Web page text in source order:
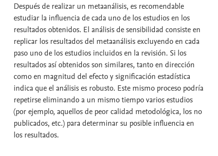
Después de realizar un metaanálisis, es recomendable
estudiar la influencia de cada uno de los estudios en los
resultados obtenidos. El análisis de sensibilidad consiste en
replicar los resultados del metaanálisis excluyendo en cada
paso uno de los estudios incluidos en la revisión. Si los
resultados así obtenidos son similares, tanto en dirección
como en magnitud del efecto y significación estadística
indica que el análisis es robusto. Este mismo proceso podría
repetirse eliminando a un mismo tiempo varios estudios
(por ejemplo, aquellos de peor calidad metodológica, los no
publicados, etc.) para determinar su posible influencia en
los resultados.